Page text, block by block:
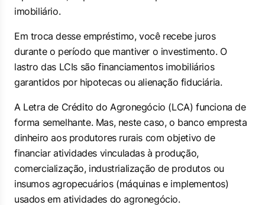
imobiliário.
Em troca desse empréstimo, você recebe juros
durante o período que mantiver o investimento. O
lastro das LCIs são financiamentos imobiliários
garantidos por hipotecas ou alienação fiduciária.
A Letra de Crédito do Agronegócio (LCA) funciona de
forma semelhante. Mas, neste caso, o banco empresta
dinheiro aos produtores rurais com objetivo de
financiar atividades vinculadas à produção,
comercialização, industrialização de produtos ou
insumos agropecuários (máquinas e implementos)
usados em atividades do agronegócio.